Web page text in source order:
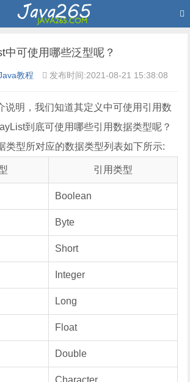
中可使用哪些泛型呢？
教程 发布时间:2021-08-21 15:38:08
说明，我们知道其定义中可使用引用数
到底可使用哪些引用数据类型呢？
类型所对应的数据类型列表如下所示:
引用类型
Boolean
Byte
Short
Integer
Long
Float
Double
Character